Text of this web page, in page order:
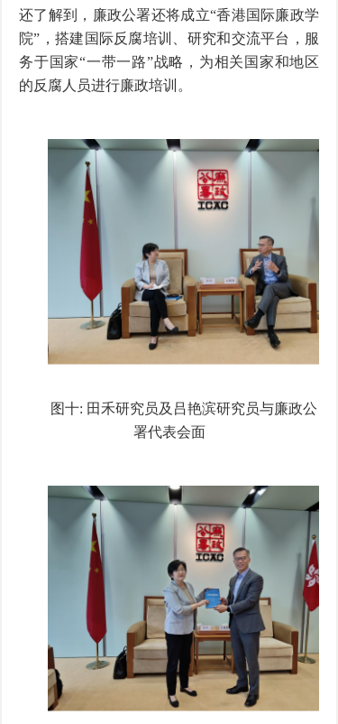
还了解到，廉政公署还将成立“香港国际廉政学
院”，搭建国际反腐培训、研究和交流平台，服
务于国家“一带一路”战略，为相关国家和地区
的反腐人员进行廉政培训。
图十: 田禾研究员及吕艳滨研究员与廉政公
署代表会面